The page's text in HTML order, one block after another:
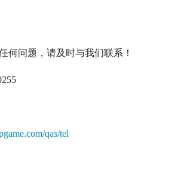
何问题，请及时与我们联系！
qas/tel